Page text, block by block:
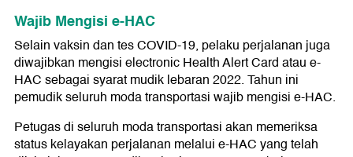
Wajib Mengisi e-HAC
Selain vaksin dan tes COVID-19, pelaku perjalanan juga
diwajibkan mengisi electronic Health Alert Card atau e-
HAC sebagai syarat mudik lebaran 2022. Tahun ini
pemudik seluruh moda transportasi wajib mengisi e-HAC.
Petugas di seluruh moda transportasi akan memeriksa
status kelayakan perjalanan melalui e-HAC yang telah